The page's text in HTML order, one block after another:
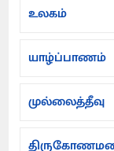
உலகம்
யாழ்ப்பாணம்
முல்லைத்தீவு